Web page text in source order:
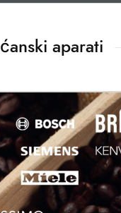
aparati